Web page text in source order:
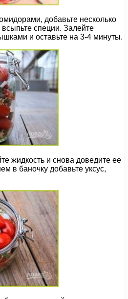
добавьте несколько
всыпьте специи. Залейте
и оставьте на 3-4 минуты.
жидкость и снова доведите ее
в баночку добавьте уксус,